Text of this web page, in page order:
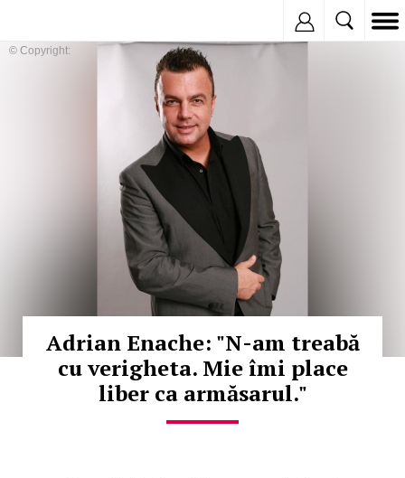
© Copyright:
Adrian Enache: "N-am treabă
cu verigheta. Mie îmi place
liber ca armăsarul."